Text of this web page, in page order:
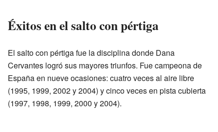
Éxitos en el salto con pértiga
El salto con pértiga fue la disciplina donde Dana
Cervantes logró sus mayores triunfos. Fue campeona de
España en nueve ocasiones: cuatro veces al aire libre
(1995, 1999, 2002 y 2004) y cinco veces en pista cubierta
(1997, 1998, 1999, 2000 y 2004).